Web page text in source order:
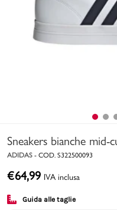
Marchi
Sneakers bianche
ADIDAS - COD. S322500093
€64,99 IVA inclusa
Guida alle taglie